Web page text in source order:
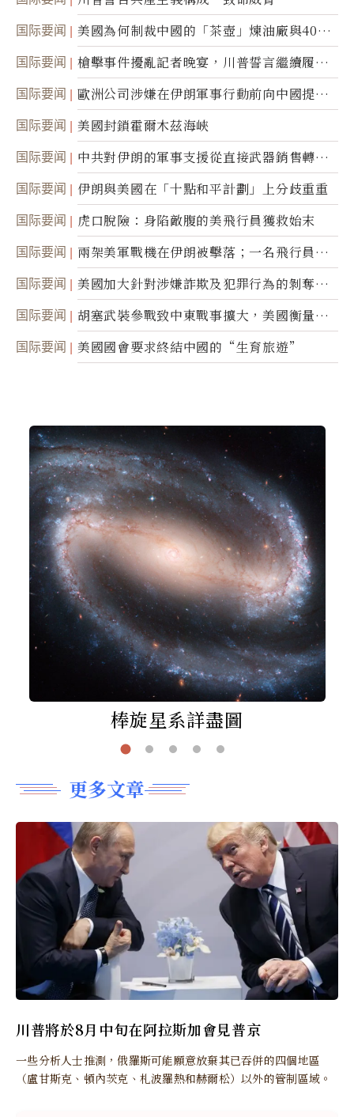
国际要闻
美國為何制裁中國的「茶壺」煉油廠與40家
航運公司
国际要闻
槍擊事件擾亂記者晚宴，川普誓言繼續履行
職責
国际要闻
歐洲公司涉嫌在伊朗軍事行動前向中國提供
美軍基地的衛星影像
国际要闻 美國封鎖霍爾木茲海峽
国际要闻
中共對伊朗的軍事支援從直接武器銷售轉向
間接技術轉讓
国际要闻 伊朗與美國在「十點和平計劃」上分歧重重
国际要闻 虎口脫險：身陷敵腹的美飛行員獲救始末
国际要闻
兩架美軍戰機在伊朗被擊落；一名飛行員失
蹤
国际要闻
美國加大針對涉嫌詐欺及犯罪行為的剝奪公
民權力度
国际要闻
胡塞武裝參戰致中東戰事擴大，美國衡量地
面入侵的可能性
国际要闻 美國國會要求終結中國的“生育旅遊”
棒旋星系詳盡圖
更多文章
川普將於8月中旬在阿拉斯加會見普京
一些分析人士推測，俄羅斯可能願意放棄其已吞併的四個地區
（盧甘斯克、頓內茨克、札波羅熱和赫爾松）以外的管制區域。